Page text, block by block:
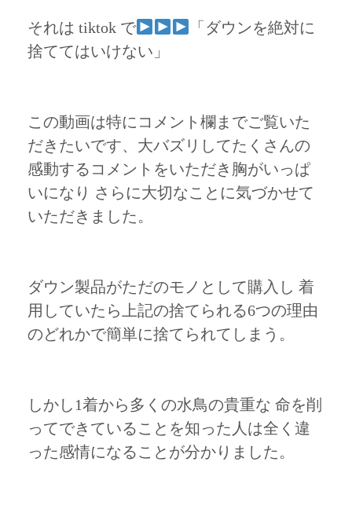
それは tiktok で
「ダウンを絶対に
捨ててはいけない」
この動画は特にコメント欄までご覧いた
だきたいです、大バズリしてたくさんの
感動するコメントをいただき胸がいっぱ
いになり さらに大切なことに気づかせて
いただきました。
ダウン製品がただのモノとして購入し 着
用していたら上記の捨てられる6つの理由
のどれかで簡単に捨てられてしまう。
しかし1着から多くの水鳥の貴重な 命を削
ってできていることを知った人は全く違
った感情になることが分かりました。